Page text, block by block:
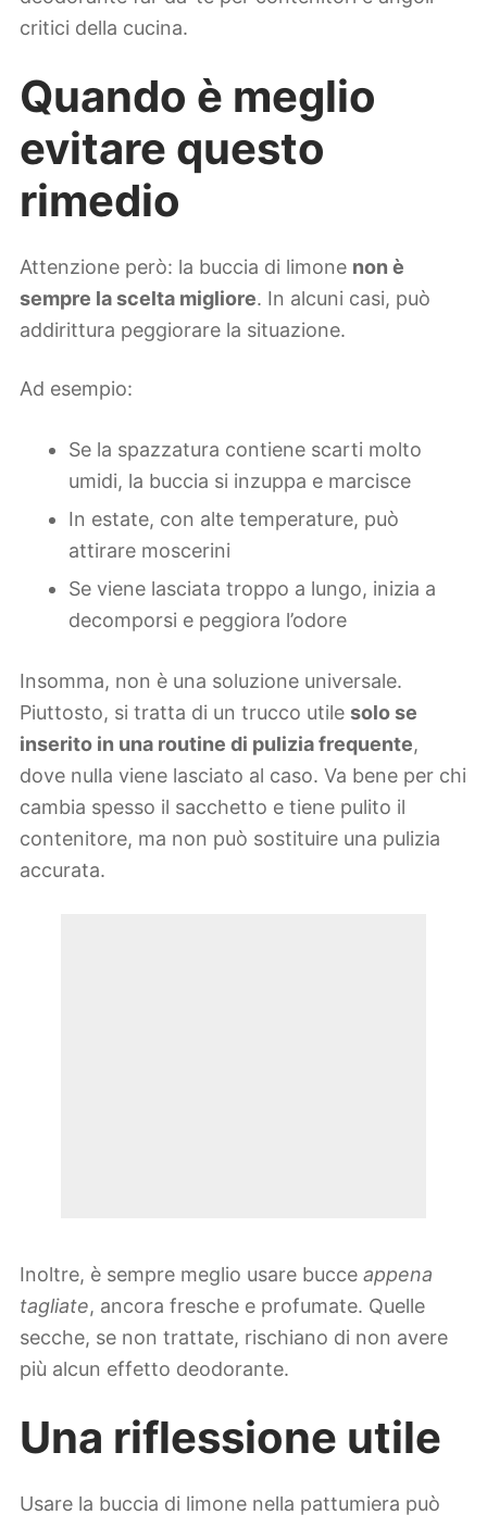
critici della cucina.
Quando è meglio
evitare questo
rimedio
Attenzione però: la buccia di limone non è
sempre la scelta migliore. In alcuni casi, può
addirittura peggiorare la situazione.
Ad esempio:
Se la spazzatura contiene scarti molto
umidi, la buccia si inzuppa e marcisce
In estate, con alte temperature, può
attirare moscerini
Se viene lasciata troppo a lungo, inizia a
decomporsi e peggiora l’odore
Insomma, non è una soluzione universale.
Piuttosto, si tratta di un trucco utile solo se
inserito in una routine di pulizia frequente,
dove nulla viene lasciato al caso. Va bene per chi
cambia spesso il sacchetto e tiene pulito il
contenitore, ma non può sostituire una pulizia
accurata.
Inoltre, è sempre meglio usare bucce appena
tagliate, ancora fresche e profumate. Quelle
secche, se non trattate, rischiano di non avere
più alcun effetto deodorante.
Una riflessione utile
Usare la buccia di limone nella pattumiera può